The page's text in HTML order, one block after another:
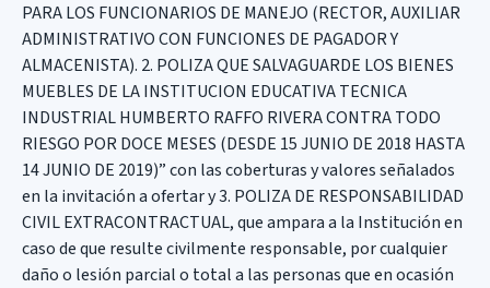
PARA LOS FUNCIONARIOS DE MANEJO (RECTOR, AUXILIAR
ADMINISTRATIVO CON FUNCIONES DE PAGADOR Y
ALMACENISTA). 2. POLIZA QUE SALVAGUARDE LOS BIENES
MUEBLES DE LA INSTITUCION EDUCATIVA TECNICA
INDUSTRIAL HUMBERTO RAFFO RIVERA CONTRA TODO
RIESGO POR DOCE MESES (DESDE 15 JUNIO DE 2018 HASTA
14 JUNIO DE 2019)” con las coberturas y valores señalados
en la invitación a ofertar y 3. POLIZA DE RESPONSABILIDAD
CIVIL EXTRACONTRACTUAL, que ampara a la Institución en
caso de que resulte civilmente responsable, por cualquier
daño o lesión parcial o total a las personas que en ocasión